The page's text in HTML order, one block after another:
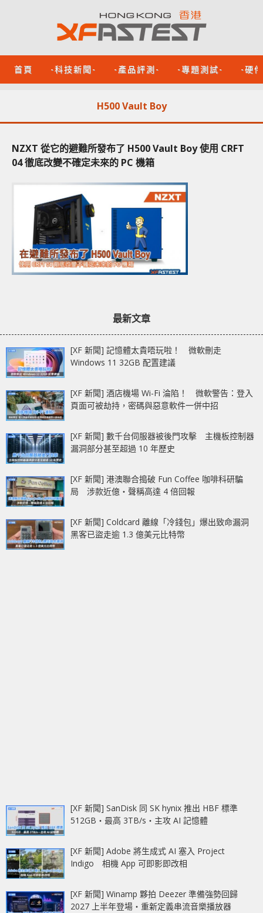
首頁 -科技新聞- -產品評測- -專題測試- -硬
H500 Vault Boy
NZXT 從它的避難所發布了 H500 Vault Boy 使用 CRFT
04 徹底改變不確定未來的 PC 機箱
最新文章
[XF 新聞] 記憶體太貴唔玩啦！ 微軟刪走
Windows 11 32GB 配置建議
[XF 新聞] 酒店機場 Wi-Fi 淪陷！ 微軟警告：登入
頁面可被劫持，密碼與惡意軟件一併中招
[XF 新聞] 數千台伺服器被後門攻擊 主機板控制器
漏洞部分甚至超過 10 年歷史
[XF 新聞] 港澳聯合搗破 Fun Coffee 咖啡科研騙
局 涉款近億‧聲稱高達 4 倍回報
[XF 新聞] Coldcard 離線「冷錢包」爆出致命漏洞
黑客已盜走逾 1.3 億美元比特幣
[XF 新聞] SanDisk 同 SK hynix 推出 HBF 標準
512GB‧最高 3TB/s‧主攻 AI 記憶體
[XF 新聞] Adobe 將生成式 AI 塞入 Project
Indigo 相機 App 可即影即改相
[XF 新聞] Winamp 夥拍 Deezer 準備強勢回歸
2027 上半年登場‧重新定義串流音樂播放器